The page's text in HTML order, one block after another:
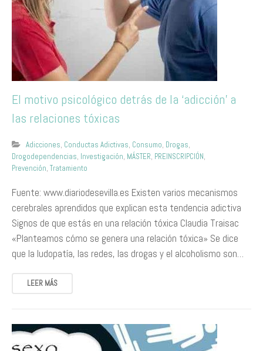
El motivo psicológico detrás de la ‘adicción’ a
las relaciones tóxicas
Adicciones, Conductas Adictivas, Consumo, Drogas,
Drogodependencias, Investigación, MÁSTER, PREINSCRIPCIÓN,
Prevención, Tratamiento
Fuente: www.diariodesevilla.es Existen varios mecanismos
cerebrales aprendidos que explican esta tendencia adictiva
Signos de que estás en una relación tóxica Claudia Traisac
«Planteamos cómo se genera una relación tóxica» Se dice
que la ludopatía, las redes, las drogas y el alcoholismo son…
LEER MÁS